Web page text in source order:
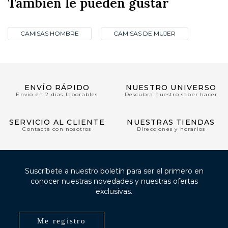
CAMISAS HOMBRE CAMISAS DE MUJER
ENVÍO RÁPIDO
Envío en 2 días laborables
NUESTRO UNIVERSO
Descubra nuestro saber hacer
SERVICIO AL CLIENTE
Contacte con nosotros
NUESTRAS TIENDAS
Direcciones y horarios
Suscríbete a nuestro boletín para ser el primero en
conocer nuestras novedades y nuestras ofertas
exclusivas.
Me registro